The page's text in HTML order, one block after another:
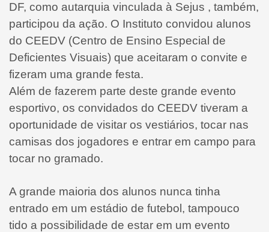
DF, como autarquia vinculada à Sejus , também,
participou da ação. O Instituto convidou alunos
do CEEDV (Centro de Ensino Especial de
Deficientes Visuais) que aceitaram o convite e
fizeram uma grande festa.
Além de fazerem parte deste grande evento
esportivo, os convidados do CEEDV tiveram a
oportunidade de visitar os vestiários, tocar nas
camisas dos jogadores e entrar em campo para
tocar no gramado.
A grande maioria dos alunos nunca tinha
entrado em um estádio de futebol, tampouco
tido a possibilidade de estar em um evento